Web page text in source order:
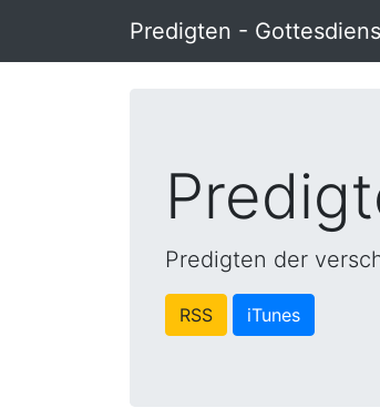
Predigten -
Predigten der
RSS iTunes